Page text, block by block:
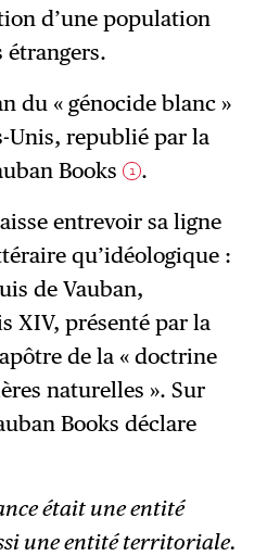
d’une population
étrangers.
du « génocide blanc »
Unis, republié par la
Books 1 .
entrevoir sa ligne
qu’idéologique :
de Vauban,
XIV, présenté par la
de la « doctrine
naturelles ». Sur
Books déclare
était une entité
une entité territoriale.